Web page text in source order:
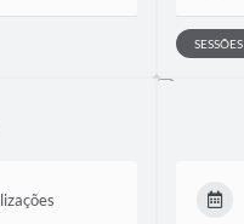
SESSÕES